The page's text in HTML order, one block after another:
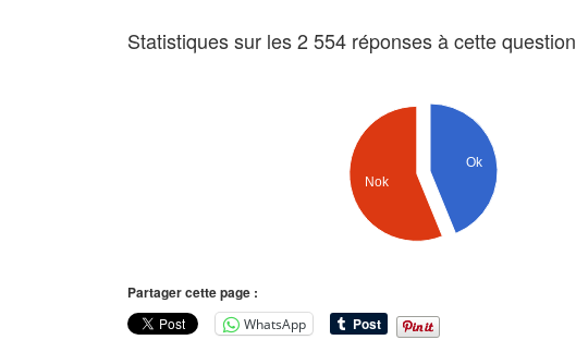
Statistiques sur les 2 554 réponses à cette question
Ok
Nok
Partager cette page :
WhatsApp